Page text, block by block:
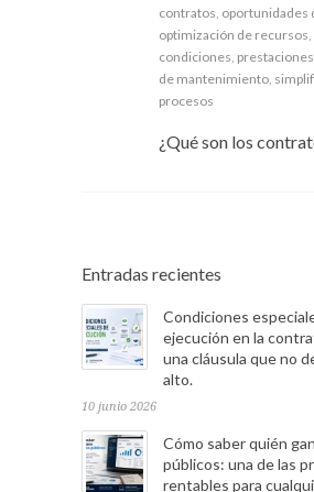
contratos oportunidades
optimización de recursos
condiciones
de mantenimiento
procesos
¿Qué son los
Entradas recientes
Condiciones
ejecución en la
una cláusula que no
alto.
10 junio 2026
Cómo saber quién
públicos: una de las
rentables para